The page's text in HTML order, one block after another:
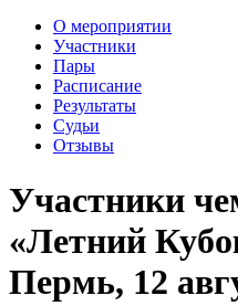
О мероприятии
Участники
Пары
Расписание
Результаты
Судьи
Отзывы
Участники
«Летний
Пермь, 12